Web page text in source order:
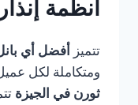
أنظمة
تتميز أفضل أي
ومتكاملة لكل
ثورن في الجيزة